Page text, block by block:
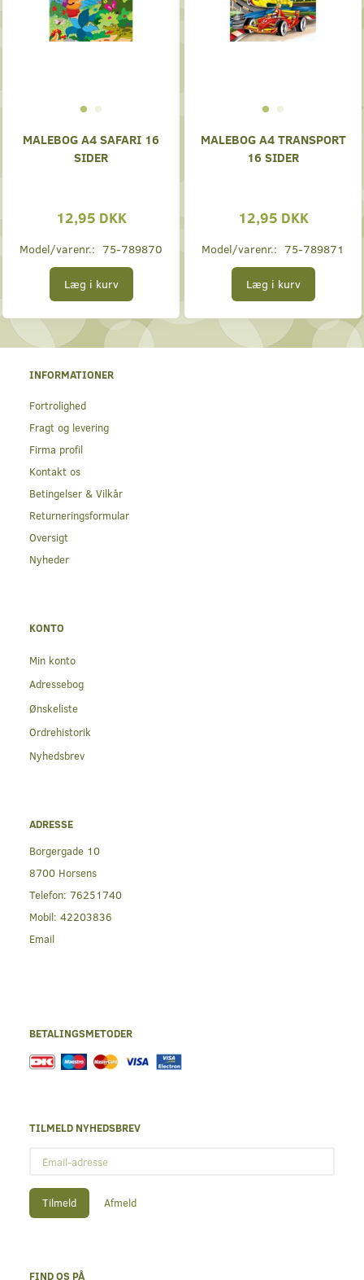
MALEBOG A4 SAFARI 16
SIDER
12,95 DKK
Model/varenr.: 75-789870
Læg i kurv
MALEBOG A4 TRANSPORT
16 SIDER
12,95 DKK
Model/varenr.: 75-789871
Læg i kurv
INFORMATIONER
Fortrolighed
Fragt og levering
Firma profil
Kontakt os
Betingelser & Vilkår
Returneringsformular
Oversigt
Nyheder
KONTO
Min konto
Adressebog
Ønskeliste
Ordrehistorik
Nyhedsbrev
ADRESSE
Borgergade 10
8700 Horsens
Telefon: 76251740
Mobil: 42203836
Email
BETALINGSMETODER
TILMELD NYHEDSBREV
adresse
Tilmeld Afmeld
FIND OS PÅ